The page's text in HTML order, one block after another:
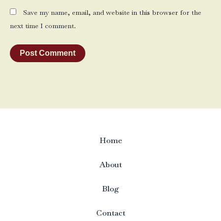
Save my name, email, and website in this browser for the
next time I comment.
Home
About
Blog
Contact